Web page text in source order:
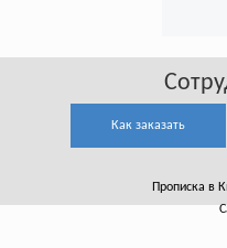
Как заказать
Прописка в